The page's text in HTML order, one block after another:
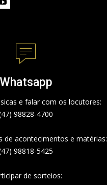
Whatsapp
e falar com os locutores:
98828-4700
de acontecimentos e matérias:
98818-5425
de sorteios: